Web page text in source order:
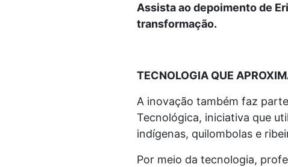
Assista ao depoimento de
transformação.
TECNOLOGIA QUE
A inovação também faz
Tecnológica, iniciativa que
indígenas, quilombolas e
Por meio da tecnologia,